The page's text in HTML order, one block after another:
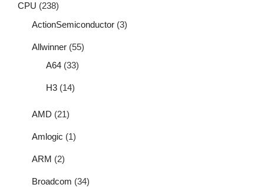
CPU (238)
ActionSemiconductor (3)
Allwinner (55)
A64 (33)
H3 (14)
AMD (21)
Amlogic (1)
ARM (2)
Broadcom (34)